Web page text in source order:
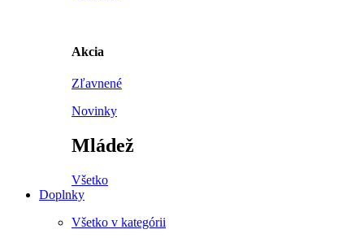
Akcia
Zľavnené
Novinky
Mládež
Všetko
Doplnky
Všetko v kategórii